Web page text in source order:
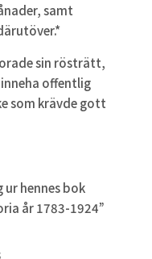
samt
sin rösträtt,
offentlig
som krävde gott
hennes bok
år 1783-1924”